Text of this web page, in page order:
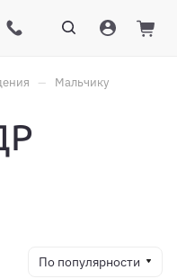
– Мальчику
По популярности